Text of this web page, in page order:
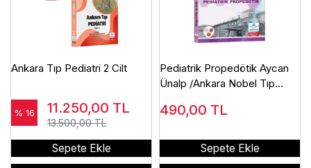
Ankara Tıp Pediatri 2 Cilt
% 16 11.250,00 TL
13.500,00 TL
Sepete Ekle
Pediatrik Propedötik Aycan
Ünalp /Ankara Nobel Tıp
490,00 TL
Sepete Ekle